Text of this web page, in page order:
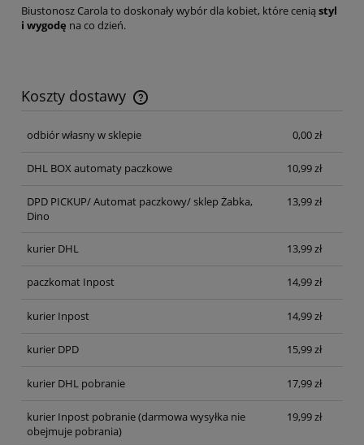
Biustonosz Carola to doskonały wybór dla kobiet, które cenią styl
i wygodę na co dzień.
Koszty dostawy
Cena nie zawiera ewentualnych kosztów płatności
odbiór własny w sklepie
0,00 zł
DHL BOX automaty paczkowe 10,99 zł
DPD PICKUP/ Automat paczkowy/ sklep Żabka,
Dino
13,99 zł
kurier DHL 13,99 zł
paczkomat Inpost 14,99 zł
kurier Inpost 14,99 zł
kurier DPD 15,99 zł
kurier DHL pobranie 17,99 zł
kurier Inpost pobranie(darmowa wysyłka nie
obejmuje pobrania)
19,99 zł